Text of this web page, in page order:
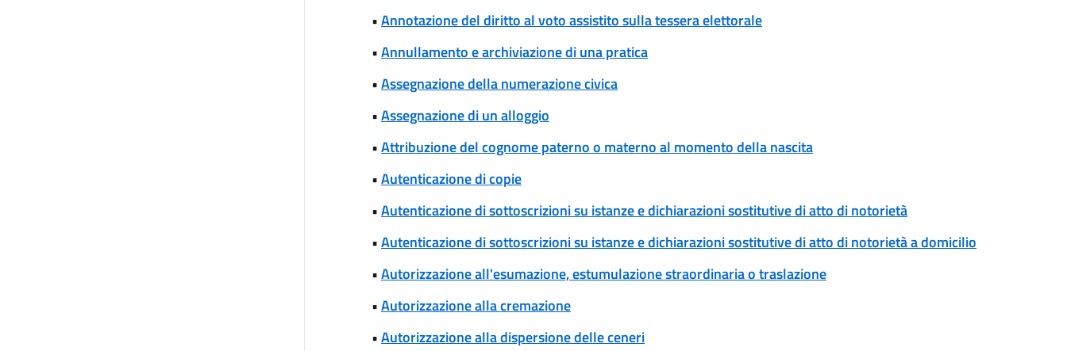
•Annotazione del diritto al voto assistito sulla tessera elettorale
•Annullamento e archiviazione di una pratica
•Assegnazione della numerazione civica
•Assegnazione di un alloggio
•Attribuzione del cognome paterno o materno al momento della nascita
•Autenticazione di copie
•Autenticazione di sottoscrizioni su istanze e dichiarazioni sostitutive di atto di notorietà
•Autenticazione di sottoscrizioni su istanze e dichiarazioni sostitutive di atto di notorietà a domicilio
•Autorizzazione all'esumazione, estumulazione straordinaria o traslazione
•Autorizzazione alla cremazione
•Autorizzazione alla dispersione delle ceneri